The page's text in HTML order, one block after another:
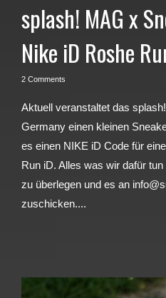
splash! MAG x
Nike iD Roshe
2 Comments
Aktuell veranstaltet das
Germany einen kleinen
es einen NIKE iD Code für
Run iD. Alles was wir dafür
zu überlegen und es an
zuschicken....